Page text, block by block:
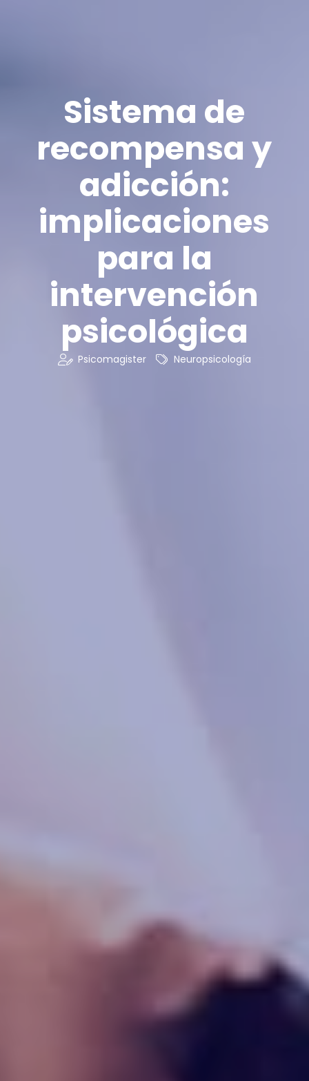
Sistema de
recompensa y
adicción:
implicaciones
para la
intervención
psicológica
Psicomagister Neuropsicología